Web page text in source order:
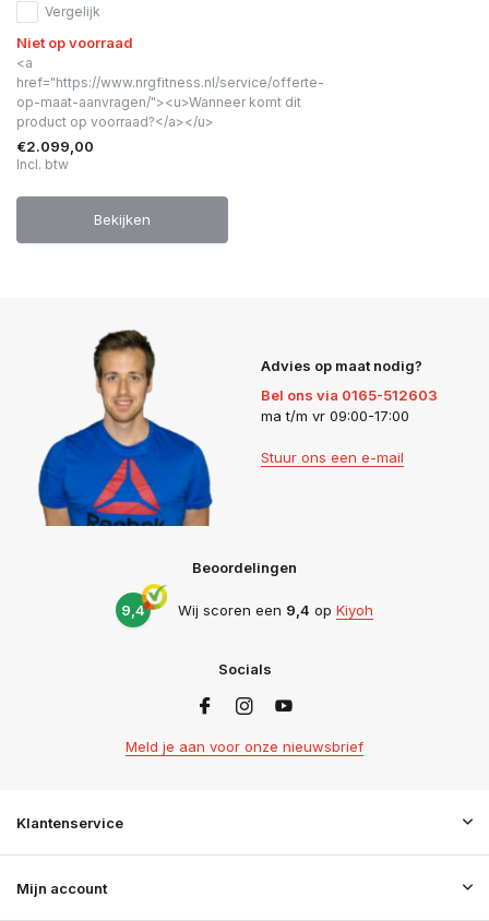
Vergelijk
Niet op voorraad
<a
href="https://www.nrgfitness.nl/service/offerte-
op-maat-aanvragen/"><u>Wanneer komt dit
product op voorraad?</a></u>
€2.099,00
Incl. btw
Bekijken
Advies op maat nodig?
Bel ons via 0165-512603
ma t/m vr 09:00-17:00
Stuur ons een e-mail
Beoordelingen
9,4 Wij scoren een 9,4 op Kiyoh
Socials
Meld je aan voor onze nieuwsbrief
Klantenservice
Mijn account